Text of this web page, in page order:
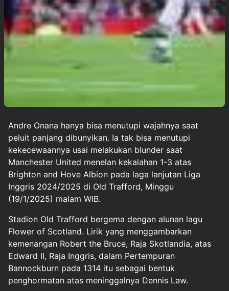
Andre Onana hanya bisa menutupi wajahnya saat
peluit panjang dibunyikan. Ia tak bisa menutupi
kekecewaannya usai melakukan blunder saat
Manchester United menelan kekalahan 1-3 atas
Brighton and Hove Albion pada laga lanjutan Liga
Inggris 2024/2025 di Old Trafford, Minggu
(19/1/2025) malam WIB.
Stadion Old Trafford bergema dengan alunan lagu
Flower of Scotland. Lirik yang menggambarkan
kemenangan Robert the Bruce, Raja Skotlandia, atas
Edward II, Raja Inggris, dalam Pertempuran
Bannockburn pada 1314 itu sebagai bentuk
penghormatan atas meninggalnya Dennis Law.